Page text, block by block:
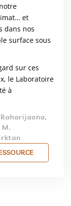
et
dans nos
surface sous
sur ces
le Laboratoire
à
M.